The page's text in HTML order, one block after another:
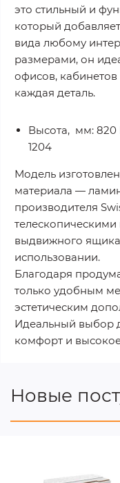
это стильный и
который
вида любому
размерами, он
офисов,
каждая деталь.
Высота, мм:
1204
Модель
материала —
производителя
выдвижного ящика,
использовании.
Благодаря
только удобным
эстетическим
Идеальный выбор
комфорт и
Новые